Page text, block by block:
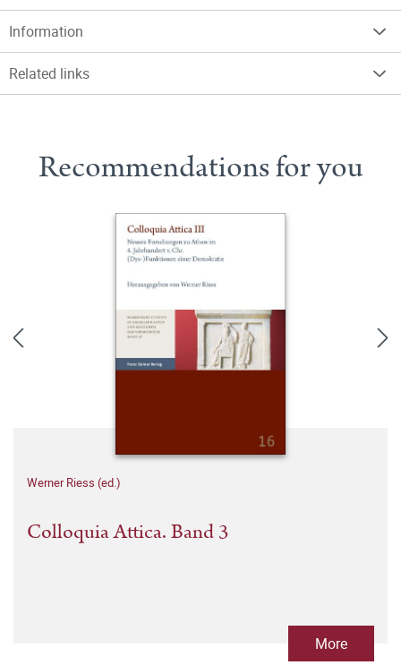
Information
Related links
Recommendations for you
Werner Riess (ed.)
Colloquia Attica. Band 3
More